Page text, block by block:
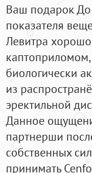
Ваш подарок До
показателя
Левитра
биологически
из
эректильной
Данное
партнерши
собственных
принимать